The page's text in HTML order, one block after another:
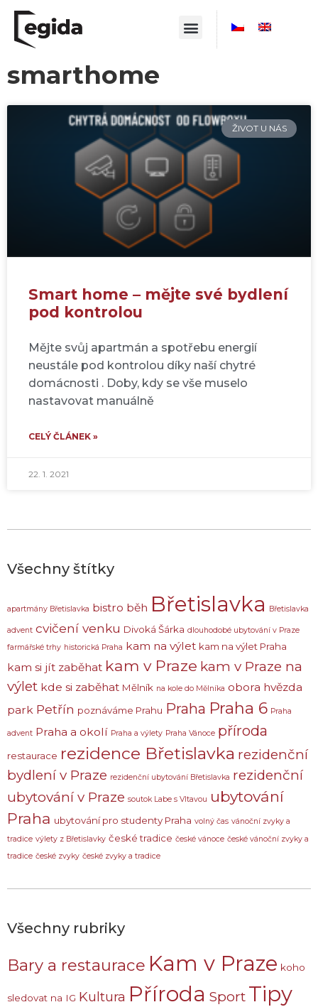
smarthome
ŽIVOT U NÁS
Smart home – mějte své bydlení
pod kontrolou
Mějte svůj apartmán a spotřebu energií
neustále pod kontrolou díky naší chytré
domácnosti . Doby, kdy se vše muselo
nastavovat manuálně
CELÝ ČLÁNEK »
22. 1. 2021
Všechny štítky
apartmány Břetislavka bistro běh Břetislavka Břetislavka
advent cvičení venku Divoká Šárka dlouhodobé ubytování v Praze
farmářské trhy historická Praha kam na výlet kam na výlet Praha
kam si jít zaběhat kam v Praze kam v Praze na
výlet kde si zaběhat Mělník na kole do Mělníka obora hvězda
park Petřín poznáváme Prahu Praha Praha 6 Praha
advent Praha a okolí Praha a výlety Praha Vánoce příroda
restaurace rezidence Břetislavka rezidenční
bydlení v Praze rezidenční ubytování Břetislavka rezidenční
ubytování v Praze soutok Labe s Vltavou ubytování
Praha ubytování pro studenty Praha volný čas vánoční zvyky a
tradice výlety z Břetislavky české tradice české vánoce české vánoční zvyky a
tradice české zvyky české zvyky a tradice
Všechny rubriky
Bary a restaurace Kam v Praze koho
sledovat na IG Kultura Příroda Sport Tipy